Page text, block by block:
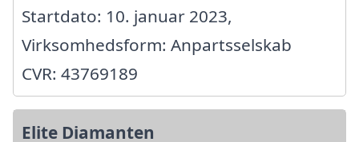
Startdato: 10. januar 2023,
Virksomhedsform: Anpartsselskab
CVR: 43769189
Elite Diamanten